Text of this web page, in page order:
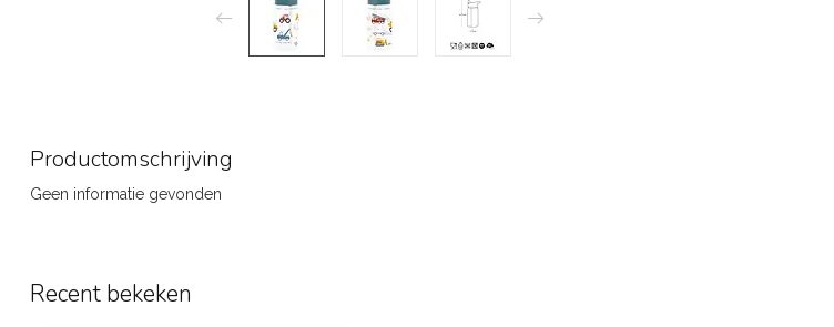
Productomschrijving
Geen informatie gevonden
Recent bekeken